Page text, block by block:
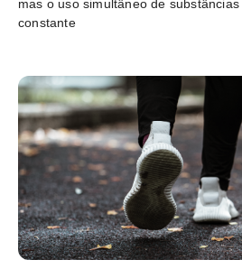
mas o uso simultâneo de
constante